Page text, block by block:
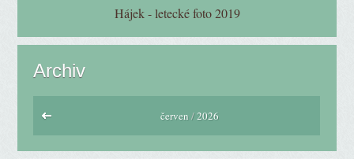
Hájek - letecké foto 2019
Archiv
červen /2026